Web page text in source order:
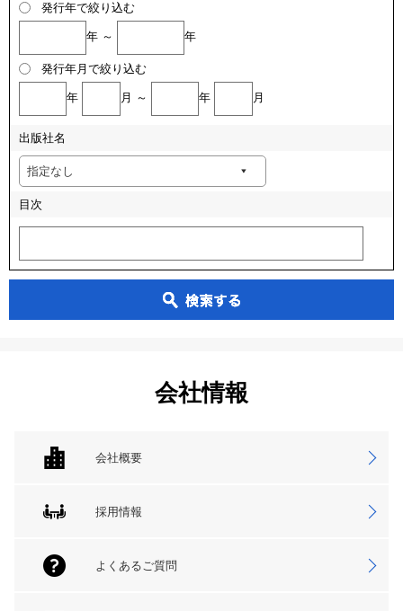
発行年で絞り込む
年 ～ 年
発行年月で絞り込む
年 月 ～ 年 月
出版社名
目次
会社情報
会社概要
採用情報
よくあるご質問